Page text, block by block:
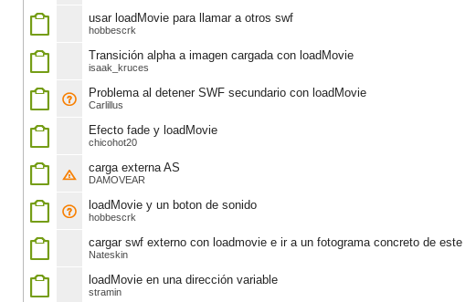
usar loadMovie para llamar a otros swf
hobbescrk
Transición alpha a imagen cargada con loadMovie
isaak_kruces
Problema al detener SWF secundario con loadMovie
Carlillus
Efecto fade y loadMovie
chicohot20
carga externa AS
DAMOVEAR
loadMovie y un boton de sonido
hobbescrk
cargar swf externo con loadmovie e ir a un fotograma concreto de este
Nateskin
loadMovie en una dirección variable
stramin